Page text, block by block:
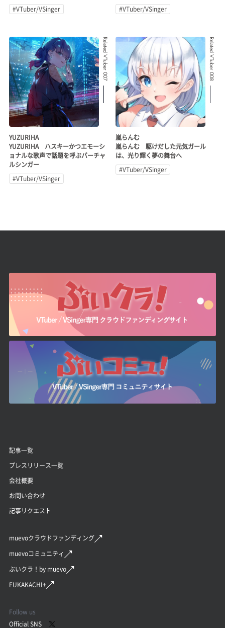
#VTuber/VSinger
#VTuber/VSinger
Related VTuber 007
YUZURIHA
YUZURIHA ハスキーかつエモーシ
ョナルな歌声で話題を呼ぶバーチャ
ルシンガー
#VTuber/VSinger
Related VTuber 008
嵐らんむ
嵐らんむ 駆けだした元気ガール
は、光り輝く夢の舞台へ
#VTuber/VSinger
記事一覧
プレスリリース一覧
会社概要
お問い合わせ
記事リクエスト
muevoクラウドファンディング
muevoコミュニティ
ぶいクラ！by muevo
FUKAKACHI+
Follow us
Official SNS